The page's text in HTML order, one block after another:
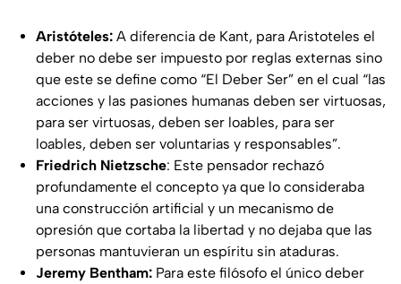
Aristóteles: A diferencia de Kant, para Aristoteles el
deber no debe ser impuesto por reglas externas sino
que este se define como “El Deber Ser” en el cual “las
acciones y las pasiones humanas deben ser virtuosas,
para ser virtuosas, deben ser loables, para ser
loables, deben ser voluntarias y responsables”.
Friedrich Nietzsche: Este pensador rechazó
profundamente el concepto ya que lo consideraba
una construcción artificial y un mecanismo de
opresión que cortaba la libertad y no dejaba que las
personas mantuvieran un espíritu sin ataduras.
Jeremy Bentham: Para este filósofo el único deber